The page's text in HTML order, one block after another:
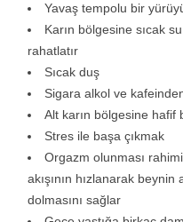
Yavaş tempolu bir
Karın bölgesine sıcak
rahatlatır
Sıcak duş
Sigara alkol ve
Alt karın bölgesine hafif
Stres ile başa çıkmak
Orgazm olunması
akışının hızlanarak
dolmasını sağlar